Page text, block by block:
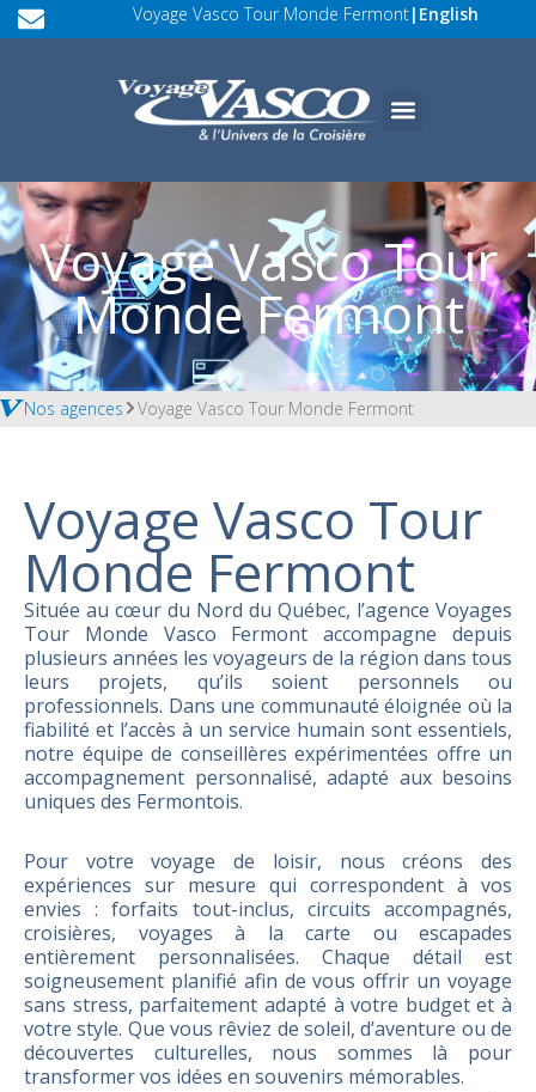
Voyage Vasco Tour Monde Fermont| English
Voyage Vasco Tour
Monde Fermont
Nos agences Voyage Vasco Tour Monde Fermont
Voyage Vasco Tour
Monde Fermont
Située au cœur du Nord du Québec, l’agence Voyages
Tour Monde Vasco Fermont accompagne depuis
plusieurs années les voyageurs de la région dans tous
leurs projets, qu’ils soient personnels ou
professionnels. Dans une communauté éloignée où la
fiabilité et l’accès à un service humain sont essentiels,
notre équipe de conseillères expérimentées offre un
accompagnement personnalisé, adapté aux besoins
uniques des Fermontois.
Pour votre voyage de loisir, nous créons des
expériences sur mesure qui correspondent à vos
envies : forfaits tout-inclus, circuits accompagnés,
croisières, voyages à la carte ou escapades
entièrement personnalisées. Chaque détail est
soigneusement planifié afin de vous offrir un voyage
sans stress, parfaitement adapté à votre budget et à
votre style. Que vous rêviez de soleil, d’aventure ou de
découvertes culturelles, nous sommes là pour
transformer vos idées en souvenirs mémorables.